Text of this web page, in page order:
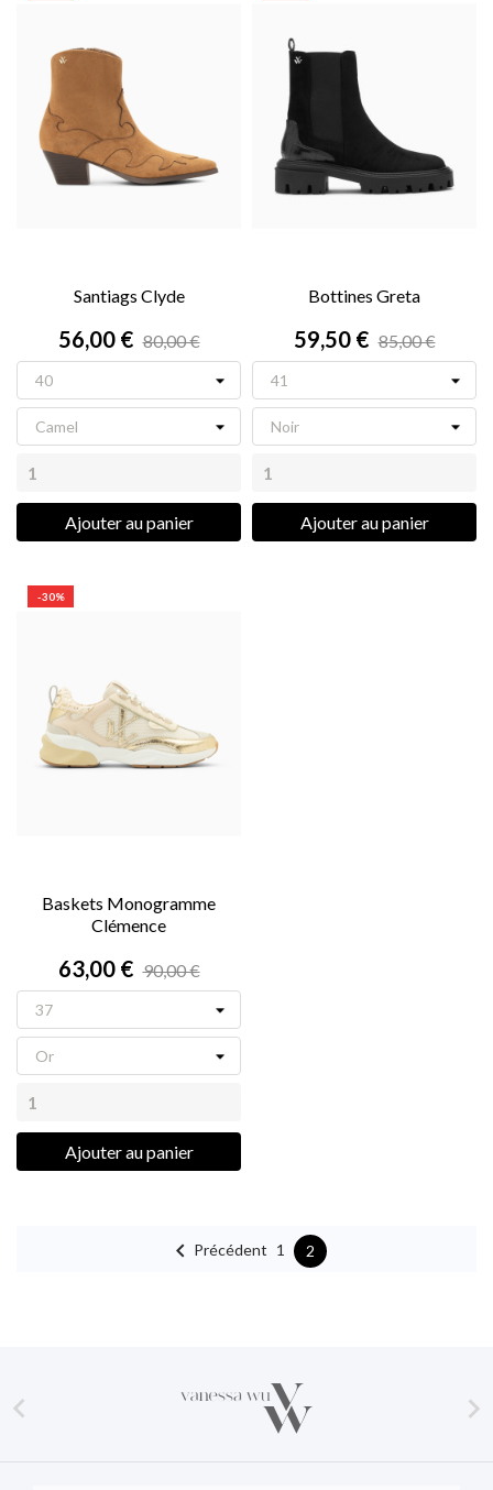
Santiags Clyde
56,00 € 80,00 €
Ajouter au panier
Bottines Greta
59,50 € 85,00 €
Ajouter au panier
-30%
Baskets Monogramme
Clémence
63,00 € 90,00 €
Ajouter au panier
 Précédent 1 2
 